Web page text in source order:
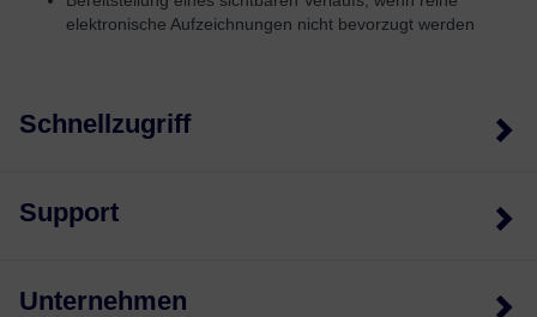
elektronische Aufzeichnungen nicht bevorzugt werden
Schnellzugriff
Support
Unternehmen